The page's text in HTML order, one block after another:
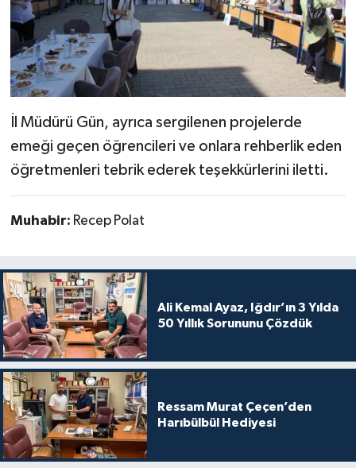
İl Müdürü Gün, ayrıca sergilenen projelerde
emeği geçen öğrencileri ve onlara rehberlik eden
öğretmenleri tebrik ederek teşekkürlerini iletti.
Muhabir: Recep Polat
Ali Kemal Ayaz, Iğdır’ın 3 Yılda
50 Yıllık Sorununu Çözdük
Ressam Murat Çeçen’den
Harıbülbül Hediyesi